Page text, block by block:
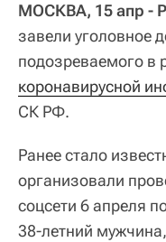
МОСКВА, 15 апр -
завели уголовное
подозреваемого в
коронавирусной
СК РФ.
Ранее стало
организовали
соцсети 6 апреля
38-летний